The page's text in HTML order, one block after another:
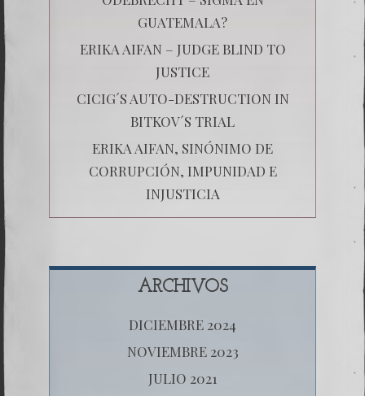
GUATEMALA?
ERIKA AIFAN – JUDGE BLIND TO
JUSTICE
CICIG´S AUTO-DESTRUCTION IN
BITKOV´S TRIAL
ERIKA AIFAN, SINÓNIMO DE
CORRUPCIÓN, IMPUNIDAD E
INJUSTICIA
ARCHIVOS
DICIEMBRE 2024
NOVIEMBRE 2023
JULIO 2021